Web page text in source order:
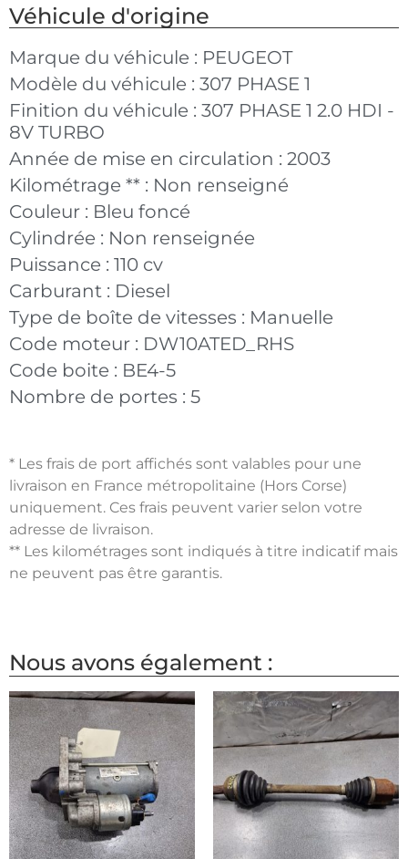
Véhicule d'origine
Marque du véhicule : PEUGEOT
Modèle du véhicule : 307 PHASE 1
Finition du véhicule : 307 PHASE 1 2.0 HDI -
8V TURBO
Année de mise en circulation : 2003
Kilométrage ** : Non renseigné
Couleur : Bleu foncé
Cylindrée : Non renseignée
Puissance : 110 cv
Carburant : Diesel
Type de boîte de vitesses : Manuelle
Code moteur : DW10ATED_RHS
Code boite : BE4-5
Nombre de portes : 5
* Les frais de port affichés sont valables pour une
livraison en France métropolitaine (Hors Corse)
uniquement. Ces frais peuvent varier selon votre
adresse de livraison.
** Les kilométrages sont indiqués à titre indicatif mais
ne peuvent pas être garantis.
Nous avons également :